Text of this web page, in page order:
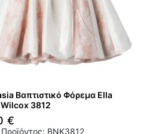
Βαπτιστικό Φόρεμα Ella
3812
€
BNK3812